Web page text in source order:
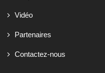
Vidéo
Partenaires
Contactez-nous